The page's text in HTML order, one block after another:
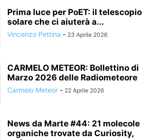
Prima luce per PoET: il telescopio
solare che ci aiuterà a...
Vincenzo Pettina - 23 Aprile 2026
CARMELO METEOR: Bollettino di
Marzo 2026 delle Radiometeore
Carmelo Meteor - 22 Aprile 2026
News da Marte #44: 21 molecole
organiche trovate da Curiosity,